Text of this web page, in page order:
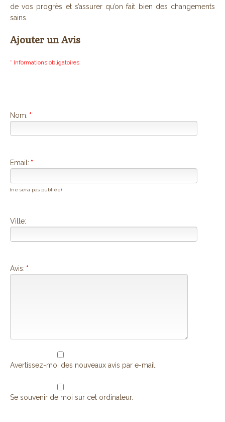
de vos progrès et s’assurer qu’on fait bien des changements
sains.
Ajouter un Avis
* Informations obligatoires
Nom: *
Email: *
(ne sera pas publiée)
Ville:
Avis: *
Avertissez-moi des nouveaux avis par e-mail.
Se souvenir de moi sur cet ordinateur.